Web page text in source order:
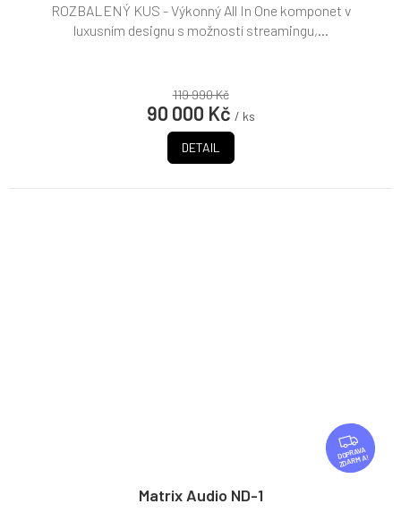
119 990 Kč
90 000 Kč / ks
DETAIL
ROZBALENÝ KUS - Výkonný All In One komponet v
luxusním designu s možností streamingu,...
Z
D
A
ZDARMA
Matrix Audio ND-1